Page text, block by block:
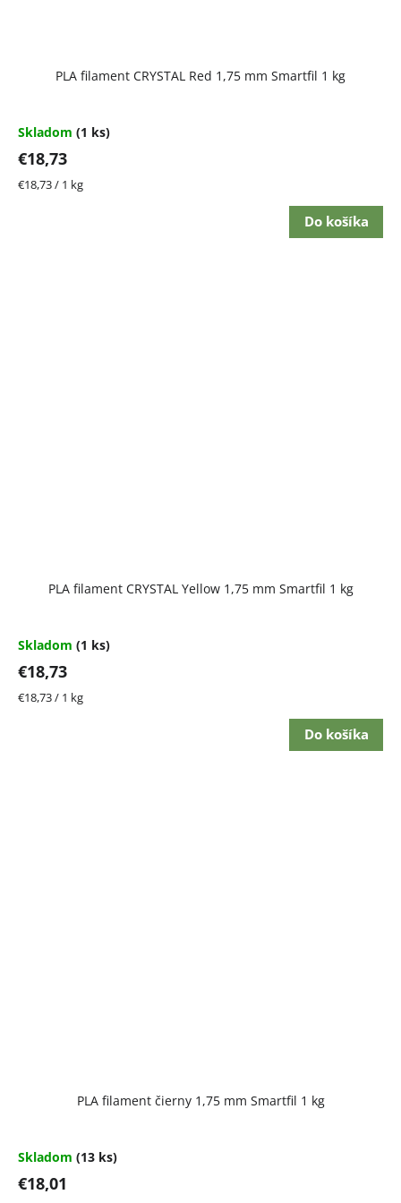
PLA filament CRYSTAL Red 1,75 mm Smartfil 1 kg
Skladom (1 ks)
€18,73
Jednotková
€18,73 / 1 kg
Do košíka
PLA filament CRYSTAL Yellow 1,75 mm Smartfil 1 kg
Skladom (1 ks)
€18,73
Jednotková
€18,73 / 1 kg
Do košíka
PLA filament čierny 1,75 mm Smartfil 1 kg
Skladom (13 ks)
€18,01